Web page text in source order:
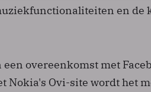
en de
overeenkomst met
Nokia's Ovi-site wordt het